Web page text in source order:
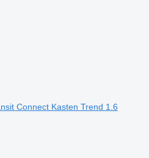
Connect Kasten Trend 1.6